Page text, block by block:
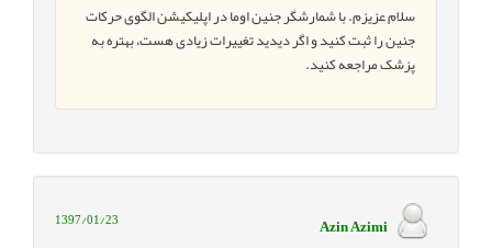
سلام عزیزم. با شمارشگر جنین اوما در اپلیکیشن الگوی حرکات
جنین را ثبت کنید و اگر دیدید تغییرات زیادی هست، بهتره به
پزشک مراجعه کنید.
Azin Azimi
1397/01/23